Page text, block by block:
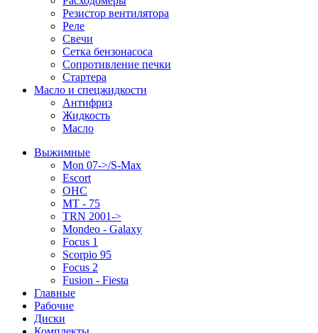
Резистор вентилятора
Реле
Свечи
Сетка бензонасоса
Сопротивление печки
Стартера
Масло и спецжидкости
Антифриз
Жидкость
Масло
Выжимные
Mon 07->/S-Max
Escort
OHC
MT - 75
TRN 2001->
Mondeo - Galaxy
Focus 1
Scorpio 95
Focus 2
Fusion - Fiesta
Главные
Рабочие
Диски